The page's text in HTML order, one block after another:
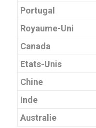
Portugal
Royaume-Uni
Canada
Etats-Unis
Chine
Inde
Australie